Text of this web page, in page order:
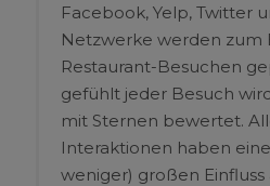
Facebook, Yelp, Twitter
Netzwerke werden zum
Restaurant-Besuchen
gefühlt jeder Besuch
mit Sternen bewertet.
Interaktionen haben
weniger) großen Einfluss